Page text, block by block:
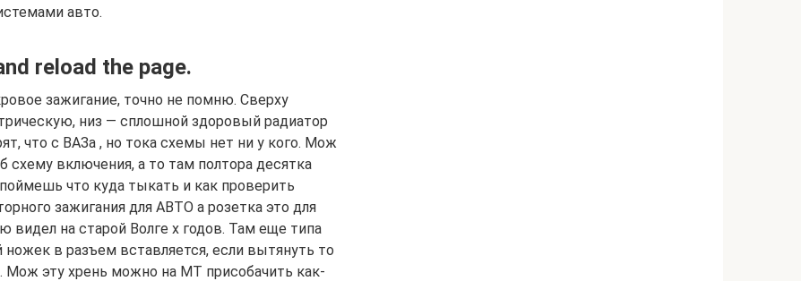
авто.
reload the page.
зажигание, точно не помню. Сверху
низ — сплошной здоровый радиатор
что с ВАЗа , но тока схемы нет ни у кого. Мож
схему включения, а то там полтора десятка
что куда тыкать и как проверить
зажигания для АВТО а розетка это для
видел на старой Волге х годов. Там еще типа
в разъем вставляется, если вытянуть то
Мож эту хрень можно на МТ присобачить как-